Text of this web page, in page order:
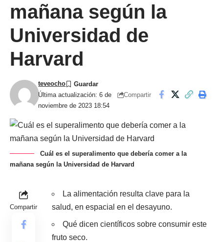
mañana según la
Universidad de
Harvard
Última actualización: 6 de
noviembre de 2023 18:54
teveocho
Compartir
Cuál es el superalimento que debería comer a la
mañana según la Universidad de Harvard
Compartir
La alimentación resulta clave para la
salud, en espacial en el desayuno.
Qué dicen científicos sobre consumir este
fruto seco.